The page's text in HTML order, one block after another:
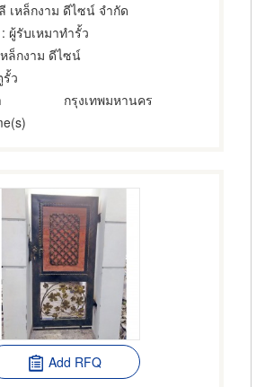
เหล็กงาม ดีไซน์ จำกัด
: ผู้รับเหมาทำรั้ว
หล็กงาม ดีไซน์
ว
กรุงเทพมหานคร
Add RFQ